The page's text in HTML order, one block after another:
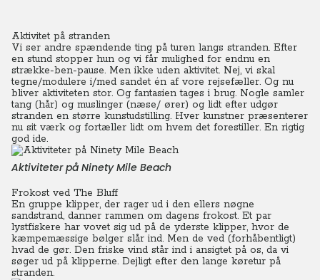
Aktivitet på stranden
Vi ser andre spændende ting på turen langs stranden. Efter
en stund stopper hun og vi får mulighed for endnu en
strække-ben-pause. Men ikke uden aktivitet. Nej, vi skal
tegne/modulere i/med sandet én af vore rejsefæller. Og nu
bliver aktiviteten stor. Og fantasien tages i brug. Nogle samler
tang (hår) og muslinger (næse/ ører) og lidt efter udgør
stranden en større kunstudstilling. Hver kunstner præsenterer
nu sit værk og fortæller lidt om hvem det forestiller. En rigtig
god ide.
Aktiviteter på Ninety Mile Beach
Frokost ved The Bluff
En gruppe klipper, der rager ud i den ellers nøgne
sandstrand, danner rammen om dagens frokost. Et par
lystfiskere har vovet sig ud på de yderste klipper, hvor de
kæmpemæssige bølger slår ind. Men de ved (forhåbentligt)
hvad de gør. Den friske vind står ind i ansigtet på os, da vi
søger ud på klipperne. Dejligt efter den lange køretur på
stranden.